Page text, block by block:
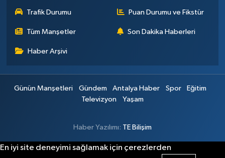
Trafik Durumu Puan Durumu ve Fikstür
Tüm Manşetler Son Dakika Haberleri
Haber Arşivi
Günün Manşetleri Gündem Antalya Haber Spor
Eğitim
Televizyon
Yaşam
Haber Yazılımı: TE Bilişim
En iyi site deneyimi sağlamak için çerezlerden